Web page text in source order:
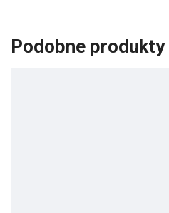
Podobne produkty